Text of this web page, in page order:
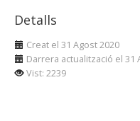
Detalls
Creat el 31 Agost 2020
Darrera actualització el 31
Vist: 2239